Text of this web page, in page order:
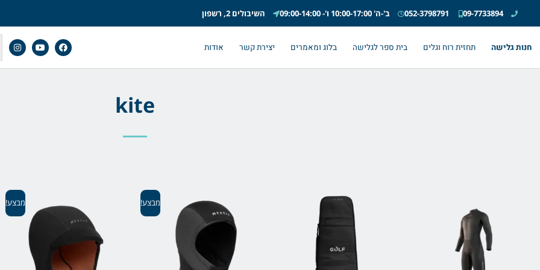
09-7733894
052-3798791 ב'-ה' 10:00-17:00 ו'- 09:00-14:00 השיבולים 2, רשפון
חנות גלישה תחזית רוח וגלים בית ספר לגלישה בלוג ומאמרים יצירת קשר אודות
kite
מבצע! מבצע!